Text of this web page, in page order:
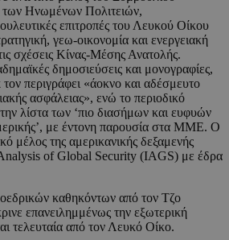
των Ηνωμένων Πολιτειών,
επιτροπές του Λευκού Οίκου
γεω-οικονομία και ενεργειακή
σχέσεις Κίνας-Μέσης Ανατολής.
δημοσιεύσεις και μονογραφίες,
περιγράφει «άοκνο και αδέσμευτο
ασφάλειας», ενώ το περιοδικό
λίστα των ‘πιο διασήμων και ευφυών
με έντονη παρουσία στα ΜΜΕ. Ο
μέλος της αμερικανικής δεξαμενής
of Global Security (IAGS) με έδρα
καθηκόντων από τον Τζο
επανειλημμένως την εξωτερική
τελευταία από τον Λευκό Οίκο.